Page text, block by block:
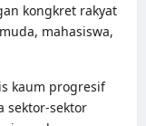
kongkret rakyat
mahasiswa,
kaum progresif
sektor-sektor